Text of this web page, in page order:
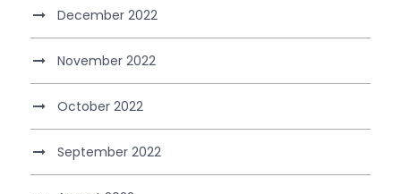
December 2022
November 2022
October 2022
September 2022